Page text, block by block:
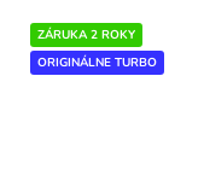
ZÁRUKA 2 ROKY
ORIGINÁLNE TURBO